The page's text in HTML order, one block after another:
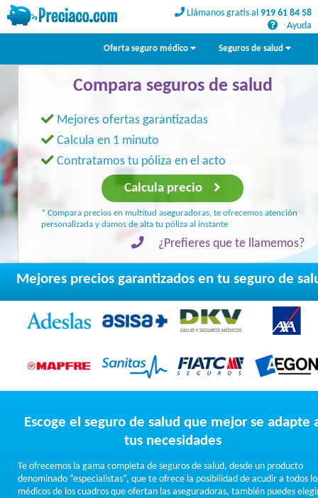
Llámanos gratis al919 61 84 58
Ayuda
Llámanos gratis al
919 61 84 58
Ayuda
Seguros de salud
Oferta seguro médico
Compara seguros de salud
Mejores ofertas garantizadas
Calcula en 1 minuto
Contratamos tu póliza en el acto
Calcula precio
* Compara precios en multitud aseguradoras, te ofrecemos atención
personalizada y damos de alta tu póliza al instante
¿Prefieres que te llamemos?
Mejores precios garantizados en tu seguro de
Escoge el seguro de salud que mejor se adapte
tus necesidades
Te ofrecemos la gama completa de seguros de salud, desde un producto
denominado “especialistas”, que te ofrece la posibilidad de acudir a todos lo
médicos de los cuadros que ofertan las aseguradoras, también puedes